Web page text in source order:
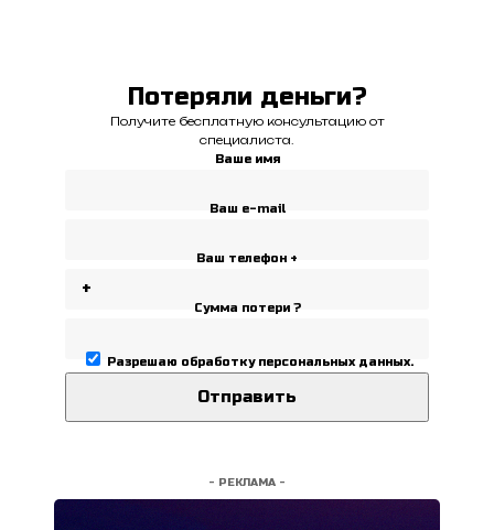
Потеряли деньги?
Получите бесплатную консультацию от
специалиста.
Ваше имя
Ваш e-mail
Ваш телефон +
Сумма потери ?
Разрешаю обработку персональных данных.
- РЕКЛАМА -